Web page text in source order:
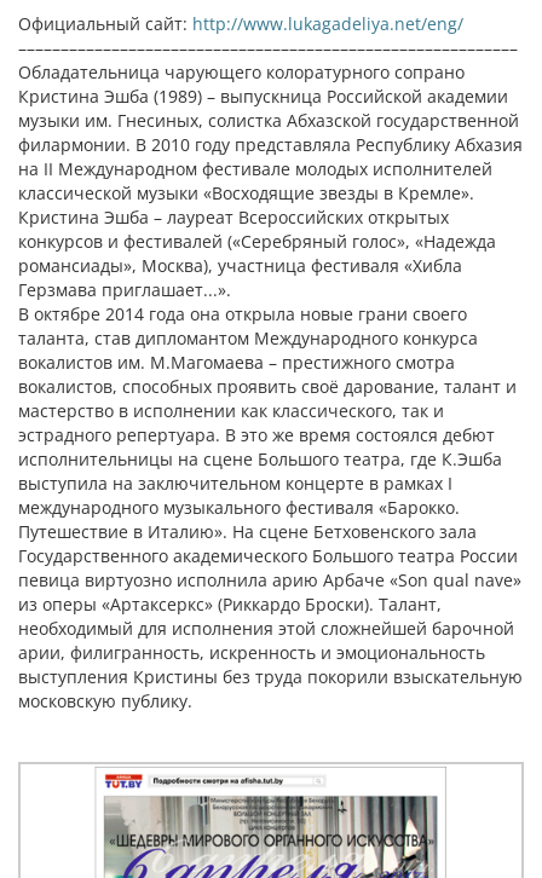
Официальный сайт: http://www.lukagadeliya.net/eng/
–––––––––––––––––––––––––––––––––––––––––––––––––––––––––––
Обладательница чарующего колоратурного сопрано
Кристина Эшба (1989) – выпускница Российской академии
музыки им. Гнесиных, солистка Абхазской государственной
филармонии. В 2010 году представляла Республику Абхазия
на II Международном фестивале молодых исполнителей
классической музыки «Восходящие звезды в Кремле».
Кристина Эшба – лауреат Всероссийских открытых
конкурсов и фестивалей («Серебряный голос», «Надежда
романсиады», Москва), участница фестиваля «Хибла
Герзмава приглашает...».
В октябре 2014 года она открыла новые грани своего
таланта, став дипломантом Международного конкурса
вокалистов им. М.Магомаева – престижного смотра
вокалистов, способных проявить своё дарование, талант и
мастерство в исполнении как классического, так и
эстрадного репертуара. В это же время состоялся дебют
исполнительницы на сцене Большого театра, где К.Эшба
выступила на заключительном концерте в рамках I
международного музыкального фестиваля «Барокко.
Путешествие в Италию». На сцене Бетховенского зала
Государственного академического Большого театра России
певица виртуозно исполнила арию Арбаче «Son qual nave»
из оперы «Артаксеркс» (Риккардо Броски). Талант,
необходимый для исполнения этой сложнейшей барочной
арии, филигранность, искренность и эмоциональность
выступления Кристины без труда покорили взыскательную
московскую публику.